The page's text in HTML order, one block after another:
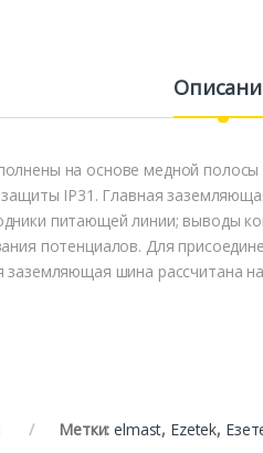
на основе медной
IP31. Главная
питающей линии; выводы
потенциалов. Для
шина рассчитана
Метки:elmast, Ezetek,